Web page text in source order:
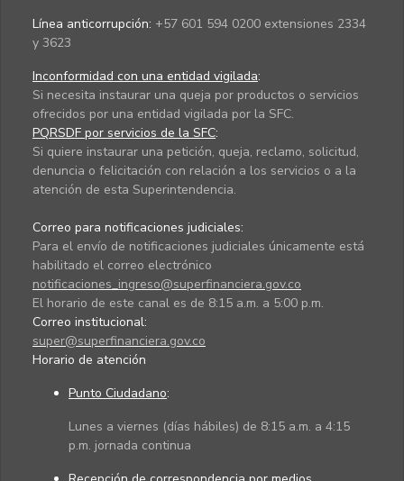
Línea anticorrupción: +57 601 594 0200 extensiones 2334
y 3623
Inconformidad con una entidad vigilada:
Si necesita instaurar una queja por productos o servicios
ofrecidos por una entidad vigilada por la SFC.
PQRSDF por servicios de la SFC:
Si quiere instaurar una petición, queja, reclamo, solicitud,
denuncia o felicitación con relación a los servicios o a la
atención de esta Superintendencia.
Correo para notificaciones judiciales:
Para el envío de notificaciones judiciales únicamente está
habilitado el correo electrónico
notificaciones_ingreso@superfinanciera.gov.co
El horario de este canal es de 8:15 a.m. a 5:00 p.m.
Correo institucional:
super@superfinanciera.gov.co
Horario de atención
Punto Ciudadano:
Lunes a viernes (días hábiles) de 8:15 a.m. a 4:15
p.m. jornada continua